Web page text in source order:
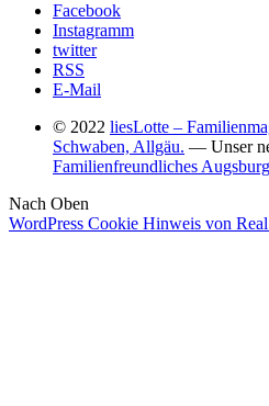
Facebook
Instagramm
twitter
RSS
E-Mail
© 2022 liesLotte –
Schwaben, Allgäu. — Unser
Familienfreundliches Augsburg
Nach Oben
WordPress Cookie Hinweis von